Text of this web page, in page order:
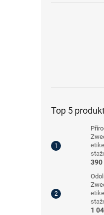
Top 5
390
1